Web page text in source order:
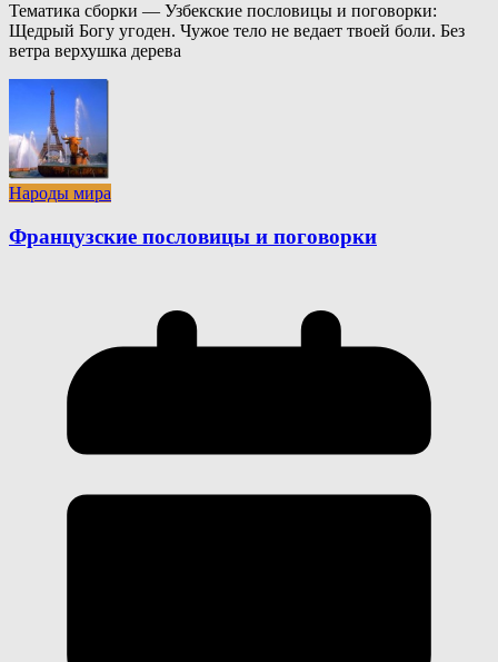
Тематика сборки — Узбекские пословицы и поговорки:
Щедрый Богу угоден. Чужое тело не ведает твоей боли. Без
ветра верхушка дерева
Народы мира
Французские пословицы и поговорки